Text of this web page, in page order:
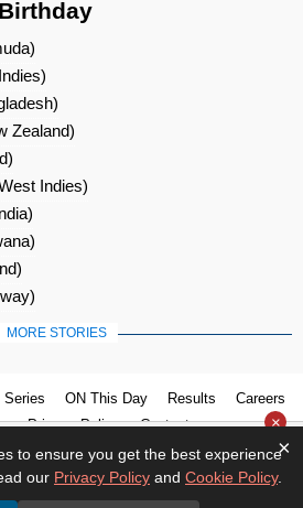
Zealand)
Indies)
MORE STORIES
Series ON This Day Results
Careers
Privacy Policy Contact us ×
×
to ensure you get the best experience
our Privacy Policy and Cookie Policy.